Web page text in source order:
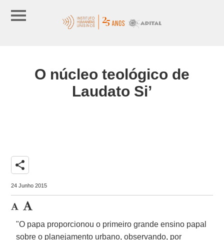
O núcleo teológico de
Laudato Si’
share
24 Junho 2015
"O papa proporcionou o primeiro grande ensino papal
sobre o planejamento urbano, observando, por